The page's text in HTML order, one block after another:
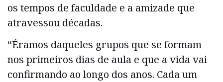
os tempos de faculdade e a amizade que
atravessou décadas.
“Éramos daqueles grupos que se formam
nos primeiros dias de aula e que a vida vai
confirmando ao longo dos anos. Cada um